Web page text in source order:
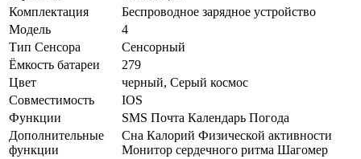
Комплектация
Беспроводное зарядное устройство
Модель
4
Тип Сенсора
Сенсорный
Ёмкость батареи
279
Цвет
черный, Серый космос
Совместимость
IOS
Функции
SMS Почта Календарь Погода
Дополнительные
функции
Сна Калорий Физической активности
Монитор сердечного ритма Шагомер